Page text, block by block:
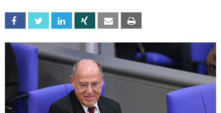
Facebook Twitter Linkedin Xing Email